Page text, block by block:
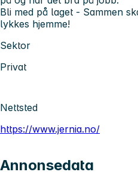
Bli med på laget - Sammen
lykkes hjemme!
Sektor
Privat
Nettsted
https://www.jernia.no/
Annonsedata